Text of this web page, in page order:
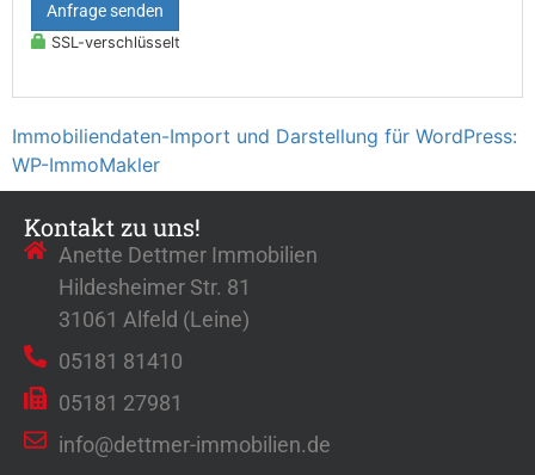
Anfrage senden
SSL-verschlüsselt
Immobiliendaten-Import und Darstellung für WordPress:
WP-ImmoMakler
Kontakt zu uns!
Anette Dettmer Immobilien
Hildesheimer Str. 81
31061 Alfeld (Leine)
05181 81410
05181 27981
info@dettmer-immobilien.de